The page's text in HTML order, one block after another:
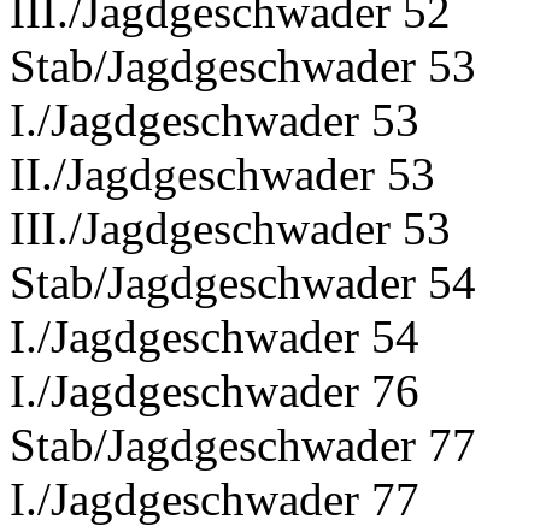
III./Jagdgeschwader 52
Stab/Jagdgeschwader 53
I./Jagdgeschwader 53
II./Jagdgeschwader 53
III./Jagdgeschwader 53
Stab/Jagdgeschwader 54
I./Jagdgeschwader 54
I./Jagdgeschwader 76
Stab/Jagdgeschwader 77
I./Jagdgeschwader 77